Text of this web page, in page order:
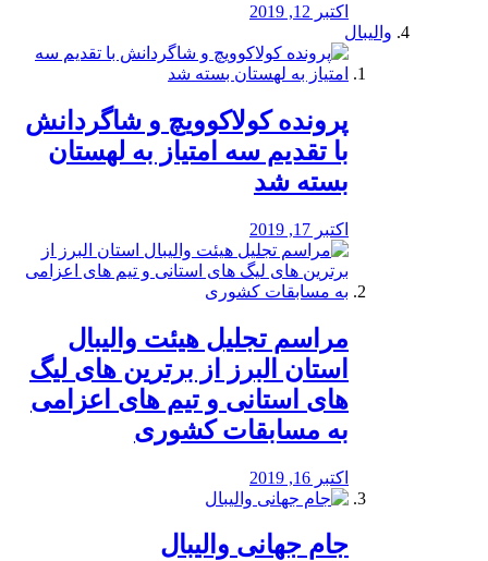
اکتبر 12, 2019
والیبال
پرونده کولاکوویچ و شاگردانش
با تقدیم سه امتیاز به لهستان
بسته شد
اکتبر 17, 2019
مراسم تجلیل هیئت والیبال
استان البرز از برترین های لیگ
های استانی و تیم های اعزامی
به مسابقات کشوری
اکتبر 16, 2019
جام جهانی والیبال